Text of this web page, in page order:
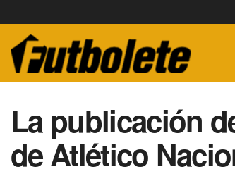
La publicación
de Atlético